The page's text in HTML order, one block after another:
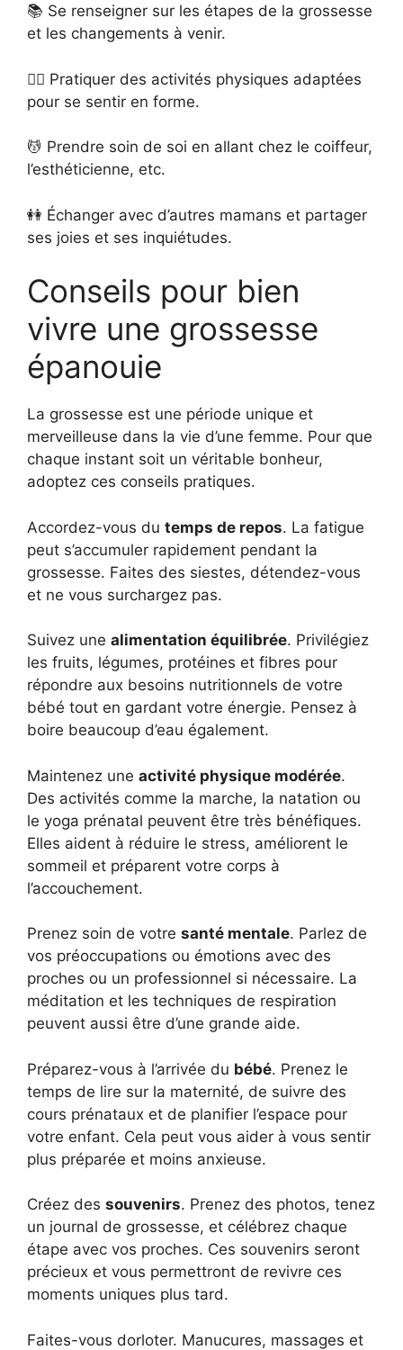
📚 Se renseigner sur les étapes de la grossesse
et les changements à venir.
🏋️‍♀️ Pratiquer des activités physiques adaptées
pour se sentir en forme.
💆 Prendre soin de soi en allant chez le coiffeur,
l’esthéticienne, etc.
👭 Échanger avec d’autres mamans et partager
ses joies et ses inquiétudes.
Conseils pour bien
vivre une grossesse
épanouie
La grossesse est une période unique et
merveilleuse dans la vie d’une femme. Pour que
chaque instant soit un véritable bonheur,
adoptez ces conseils pratiques.
Accordez-vous du temps de repos. La fatigue
peut s’accumuler rapidement pendant la
grossesse. Faites des siestes, détendez-vous
et ne vous surchargez pas.
Suivez une alimentation équilibrée. Privilégiez
les fruits, légumes, protéines et fibres pour
répondre aux besoins nutritionnels de votre
bébé tout en gardant votre énergie. Pensez à
boire beaucoup d’eau également.
Maintenez une activité physique modérée.
Des activités comme la marche, la natation ou
le yoga prénatal peuvent être très bénéfiques.
Elles aident à réduire le stress, améliorent le
sommeil et préparent votre corps à
l’accouchement.
Prenez soin de votre santé mentale. Parlez de
vos préoccupations ou émotions avec des
proches ou un professionnel si nécessaire. La
méditation et les techniques de respiration
peuvent aussi être d’une grande aide.
Préparez-vous à l’arrivée du bébé. Prenez le
temps de lire sur la maternité, de suivre des
cours prénataux et de planifier l’espace pour
votre enfant. Cela peut vous aider à vous sentir
plus préparée et moins anxieuse.
Créez des souvenirs. Prenez des photos, tenez
un journal de grossesse, et célébrez chaque
étape avec vos proches. Ces souvenirs seront
précieux et vous permettront de revivre ces
moments uniques plus tard.
Faites-vous dorloter. Manucures, massages et